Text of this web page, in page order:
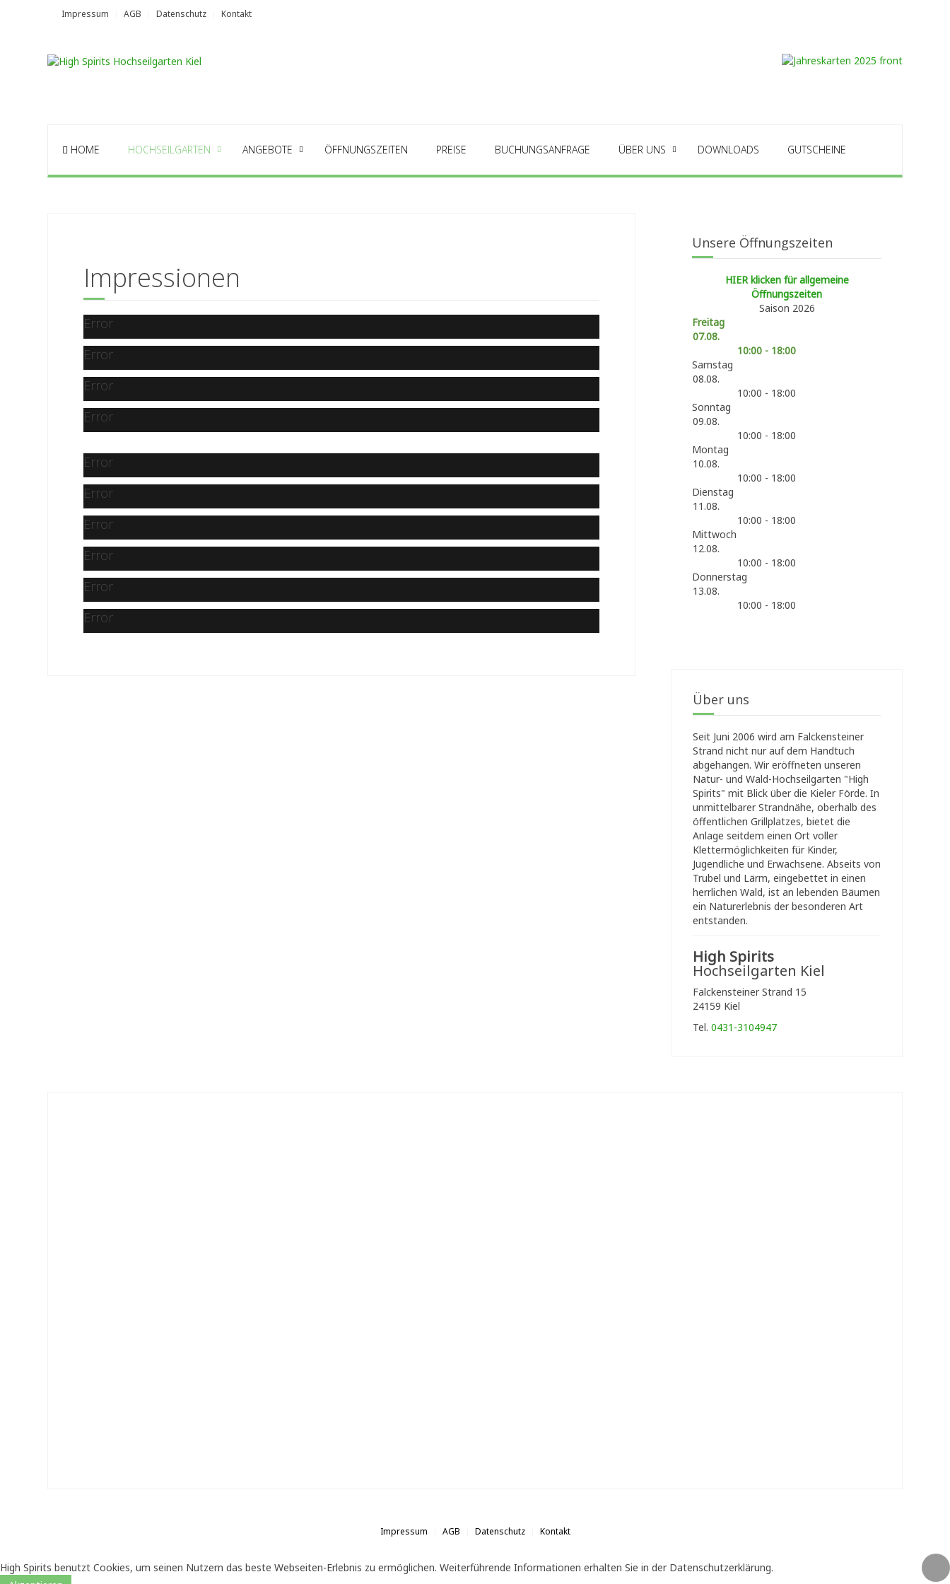
Impressum AGB Datenschutz Kontakt
HOME HOCHSEILGARTEN ANGEBOTE ÖFFNUNGSZEITEN PREISE BUCHUNGSANFRAGE ÜBER UNS DOWNLOADS GUTSCHEINE
Impressionen
Error
Error
Error
Error
Error
Error
Error
Error
Error
Error
Unsere Öffnungszeiten
HIER klicken für allgemeine
Öffnungszeiten
Saison 2026
Freitag
07.08.
10:00 - 18:00
Samstag
08.08.
10:00 - 18:00
Sonntag
09.08.
10:00 - 18:00
Montag
10.08.
10:00 - 18:00
Dienstag
11.08.
10:00 - 18:00
Mittwoch
12.08.
10:00 - 18:00
Donnerstag
13.08.
10:00 - 18:00
Über uns
Seit Juni 2006 wird am Falckensteiner
Strand nicht nur auf dem Handtuch
abgehangen. Wir eröffneten unseren
Natur- und Wald-Hochseilgarten "High
Spirits" mit Blick über die Kieler Förde. In
unmittelbarer Strandnähe, oberhalb des
öffentlichen Grillplatzes, bietet die
Anlage seitdem einen Ort voller
Klettermöglichkeiten für Kinder,
Jugendliche und Erwachsene. Abseits von
Trubel und Lärm, eingebettet in einen
herrlichen Wald, ist an lebenden Bäumen
ein Naturerlebnis der besonderen Art
entstanden.
High Spirits
Hochseilgarten Kiel
Falckensteiner Strand 15
24159 Kiel
Tel. 0431-3104947
Impressum AGB Datenschutz Kontakt
High Spirits benutzt Cookies, um seinen Nutzern das beste Webseiten-Erlebnis zu ermöglichen. Weiterführende Informationen erhalten Sie in der Datenschutzerklärung.